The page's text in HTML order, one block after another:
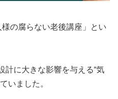
の腐らない老後講座」とい
計に大きな影響を与える“気
いました。